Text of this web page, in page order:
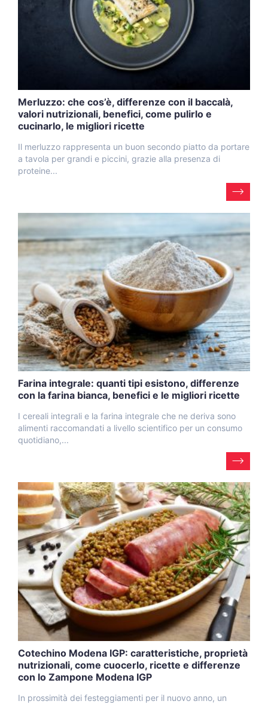
Merluzzo: che cos’è, differenze con il baccalà,
valori nutrizionali, benefici, come pulirlo e
cucinarlo, le migliori ricette
Il merluzzo rappresenta un buon secondo piatto da portare
a tavola per grandi e piccini, grazie alla presenza di
proteine...
Farina integrale: quanti tipi esistono, differenze
con la farina bianca, benefici e le migliori ricette
I cereali integrali e la farina integrale che ne deriva sono
alimenti raccomandati a livello scientifico per un consumo
quotidiano,...
Cotechino Modena IGP: caratteristiche, proprietà
nutrizionali, come cuocerlo, ricette e differenze
con lo Zampone Modena IGP
In prossimità dei festeggiamenti per il nuovo anno, un